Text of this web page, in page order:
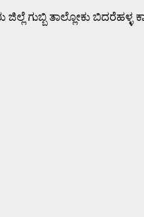
ಜಿಲ್ಲೆ ಗುಬ್ಬಿ ತಾಲ್ಲೋಕು